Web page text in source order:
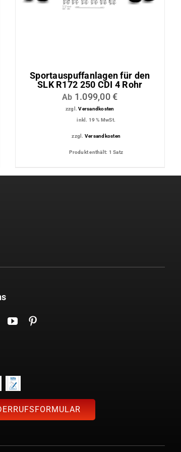
Sportauspuffanlagen für den
SLK R172 250 CDI 4 Rohr
Ab 1.099,00€
zzgl.Versandkosten
inkl. 19 % MwSt.
zzgl. Versandkosten
Produkt enthält: 1Satz